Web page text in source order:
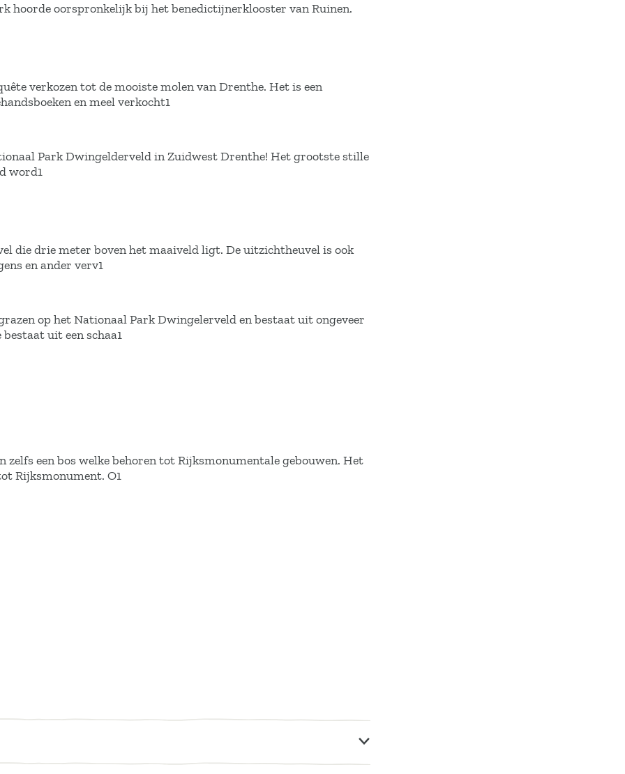
hoorde oorspronkelijk bij het benedictijnerklooster van Ruinen.
verkozen tot de mooiste molen van Drenthe. Het is een
en meel verkocht1
Park Dwingelderveld in Zuidwest Drenthe! Het grootste stille
word1
die drie meter boven het maaiveld ligt. De uitzichtheuvel is ook
en ander verv1
op het Nationaal Park Dwingelerveld en bestaat uit ongeveer
uit een schaa1
een bos welke behoren tot Rijksmonumentale gebouwen. Het
Rijksmonument. O1